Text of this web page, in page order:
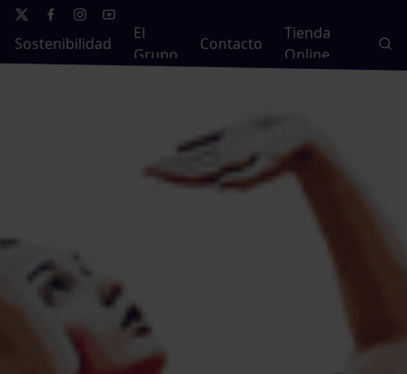
Sostenibilidad
El
Grupo
Contacto
Tienda
Online